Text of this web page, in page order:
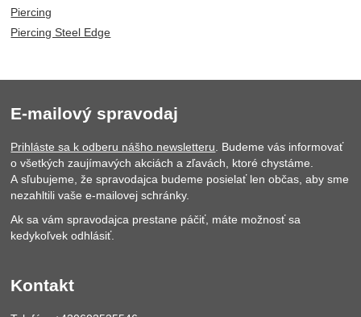
Piercing
Piercing Steel Edge
E-mailový spravodaj
Prihláste sa k odberu nášho newsletteru. Budeme vás informovať
o všetkých zaujímavých akciách a zľavách, ktoré chystáme.
A sľubujeme, že spravodajca budeme posielať len občas, aby sme
nezahltili vaše e-mailovej schránky.
Ak sa vám spravodajca prestane páčiť, máte možnosť sa
kedykoľvek odhlásiť.
Kontakt